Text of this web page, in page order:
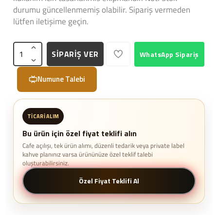
durumu güncellenmemiş olabilir. Sipariş vermeden
lütfen iletişime geçin.
SİPARİŞ VER WhatsApp Sipariş
Numune Talebi
TICARI ALIM
Bu ürün için özel fiyat teklifi alın
Cafe açılışı, tek ürün alımı, düzenli tedarik veya private label
kahve planınız varsa ürününüze özel teklif talebi
oluşturabilirsiniz.
Özel Fiyat Teklifi Al